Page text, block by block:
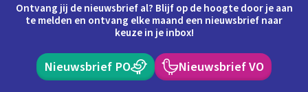
Ontvang jij de nieuwsbrief al? Blijf op de hoogte door je aan
te melden en ontvang elke maand een nieuwsbrief naar
keuze in je inbox!
Nieuwsbrief PO Nieuwsbrief VO